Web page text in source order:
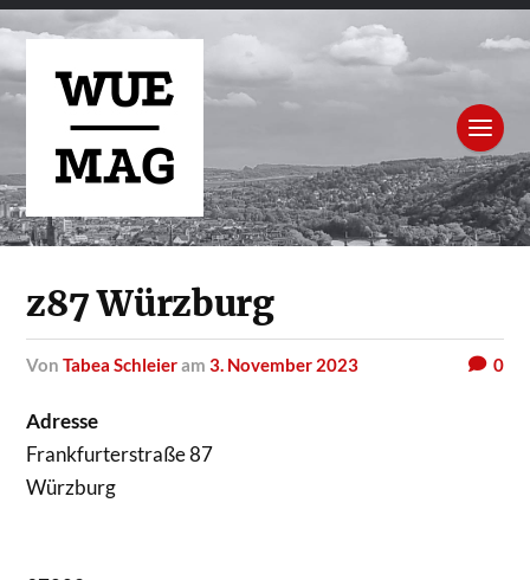
z87 Würzburg
vonTabea Schleieram3. November 2023 0
Adresse
Frankfurterstraße 87
Würzburg